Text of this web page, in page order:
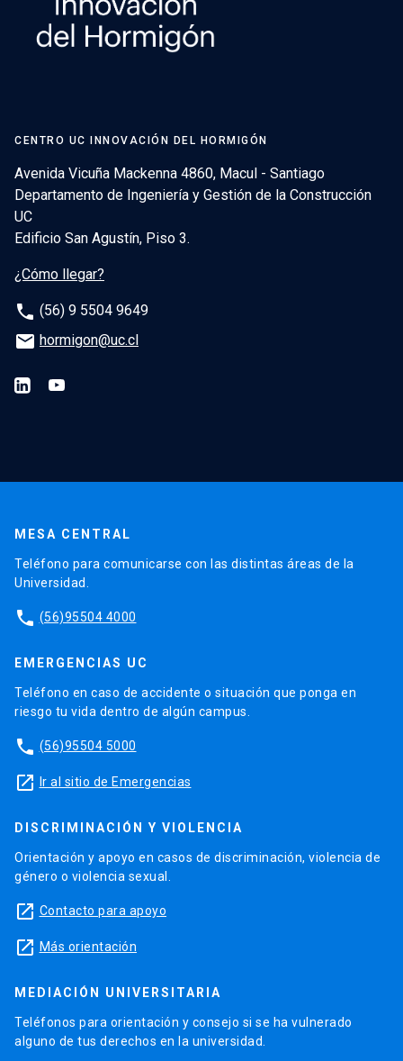
CENTRO UC INNOVACIÓN DEL HORMIGÓN
Avenida Vicuña Mackenna 4860, Macul - Santiago
Departamento de Ingeniería y Gestión de la Construcción
UC
Edificio San Agustín, Piso 3.
¿Cómo llegar?
phone (56) 9 5504 9649
email hormigon@uc.cl
MESA CENTRAL
Teléfono para comunicarse con las distintas áreas de la
Universidad.
phone (56)95504 4000
EMERGENCIAS UC
Teléfono en caso de accidente o situación que ponga en
riesgo tu vida dentro de algún campus.
phone (56)95504 5000
launch Ir al sitio de Emergencias
DISCRIMINACIÓN Y VIOLENCIA
Orientación y apoyo en casos de discriminación, violencia de
género o violencia sexual.
launch Contacto para apoyo
launch Más orientación
MEDIACIÓN UNIVERSITARIA
Teléfonos para orientación y consejo si se ha vulnerado
alguno de tus derechos en la universidad.